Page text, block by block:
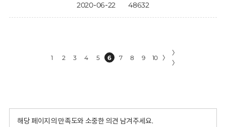
2020-06-22 48632
1 2 3 4 5 6 7 8 9 10 〉
〉
〉
해당 페이지의 만족도와 소중한 의견 남겨주세요.